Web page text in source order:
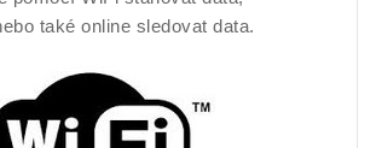
také online sledovat data.